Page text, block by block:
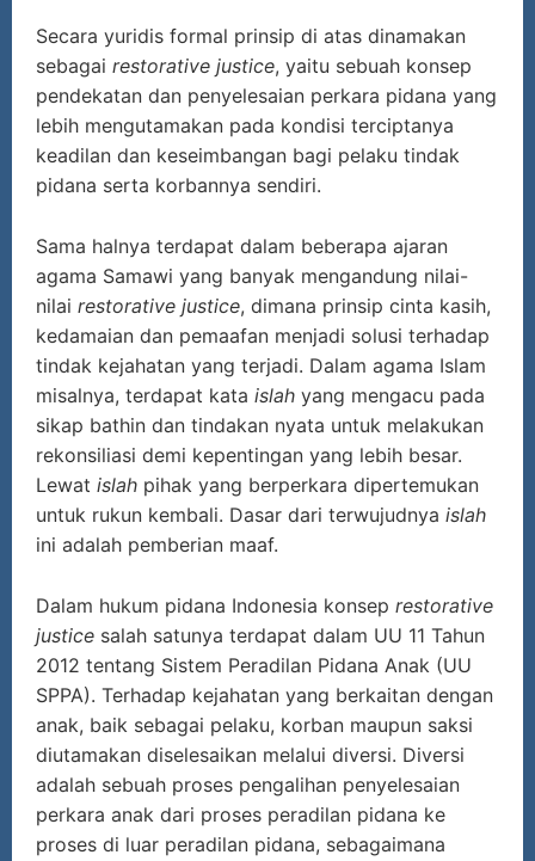
Secara yuridis formal prinsip di atas dinamakan
sebagai restorative justice, yaitu sebuah konsep
pendekatan dan penyelesaian perkara pidana yang
lebih mengutamakan pada kondisi terciptanya
keadilan dan keseimbangan bagi pelaku tindak
pidana serta korbannya sendiri.
Sama halnya terdapat dalam beberapa ajaran
agama Samawi yang banyak mengandung nilai-
nilai restorative justice, dimana prinsip cinta kasih,
kedamaian dan pemaafan menjadi solusi terhadap
tindak kejahatan yang terjadi. Dalam agama Islam
misalnya, terdapat kata islah yang mengacu pada
sikap bathin dan tindakan nyata untuk melakukan
rekonsiliasi demi kepentingan yang lebih besar.
Lewat islah pihak yang berperkara dipertemukan
untuk rukun kembali. Dasar dari terwujudnya islah
ini adalah pemberian maaf.
Dalam hukum pidana Indonesia konsep restorative
justice salah satunya terdapat dalam UU 11 Tahun
2012 tentang Sistem Peradilan Pidana Anak (UU
SPPA). Terhadap kejahatan yang berkaitan dengan
anak, baik sebagai pelaku, korban maupun saksi
diutamakan diselesaikan melalui diversi. Diversi
adalah sebuah proses pengalihan penyelesaian
perkara anak dari proses peradilan pidana ke
proses di luar peradilan pidana, sebagaimana